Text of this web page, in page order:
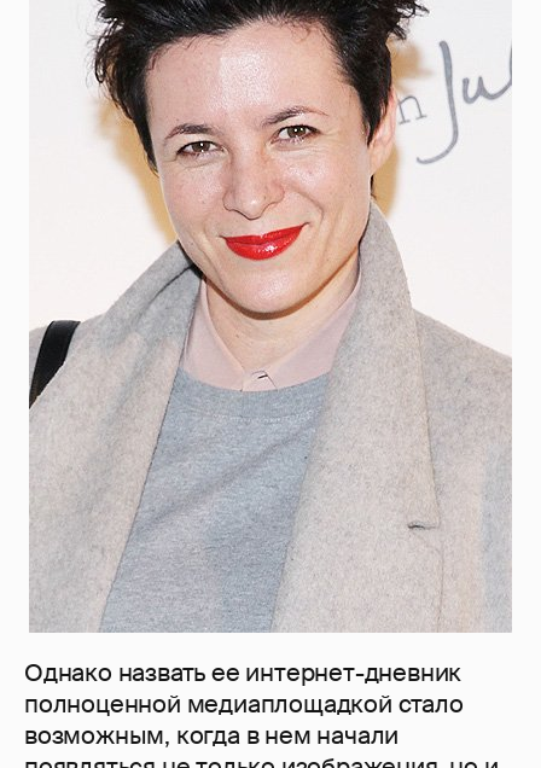
Однако назвать ее интернет-дневник
полноценной медиаплощадкой стало
возможным, когда в нем начали